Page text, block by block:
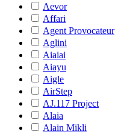
Aevor
Affari
Agent Provocateur
Aglini
Aiaiai
Aiayu
Aigle
AirStep
AJ.117 Project
Alaia
Alain Mikli